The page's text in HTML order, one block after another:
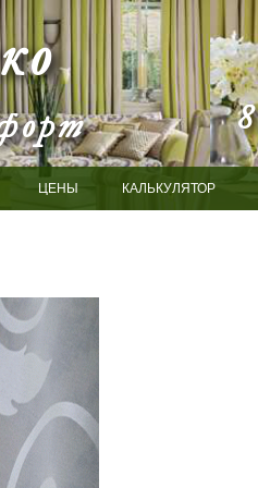
ЦЕНЫ КАЛЬКУЛЯТОР